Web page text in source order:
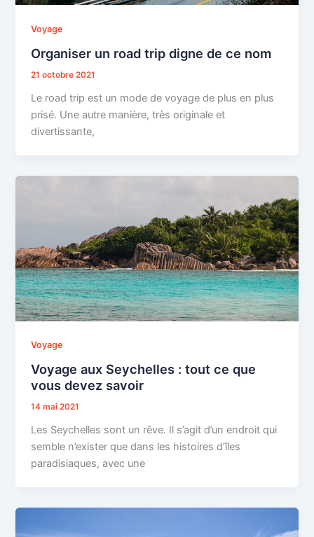
Voyage
Organiser un road trip digne de ce nom
21 octobre 2021
Le road trip est un mode de voyage de plus en plus
prisé. Une autre manière, très originale et
divertissante,
Voyage
Voyage aux Seychelles : tout ce que
vous devez savoir
14 mai 2021
Les Seychelles sont un rêve. Il s’agit d’un endroit qui
semble n’exister que dans les histoires d’îles
paradisiaques, avec une